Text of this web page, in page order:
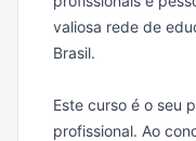
valiosa rede de
Brasil.
Este curso é o seu
profissional. Ao